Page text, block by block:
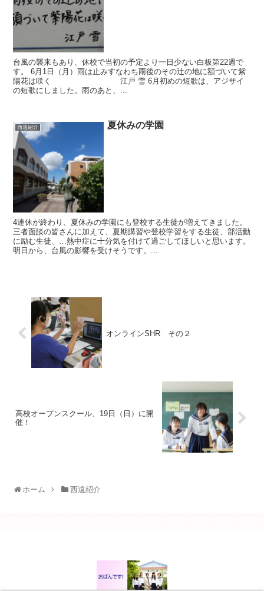
台風の襲来もあり、休校で当初の予定より一日少ない白板第22週で
す。 6月1日（月）雨は止みすなわち雨後のその辻の地に額づいて紫
陽花は咲く 江戸 雪 6月初めの短歌は、アジサイ
の短歌にしました。雨のあと、...
西遠紹介 夏休みの学園
4連休が終わり、夏休みの学園にも登校する生徒が増えてきました。
三者面談の皆さんに加えて、夏期講習や登校学習をする生徒、部活動
に励む生徒、…熱中症に十分気を付けて過ごしてほしいと思います。
明日から、台風の影響を受けそうです。...
オンラインSHR その２
高校オープンスクール、19日（日）に開
催！
ホーム 西遠紹介